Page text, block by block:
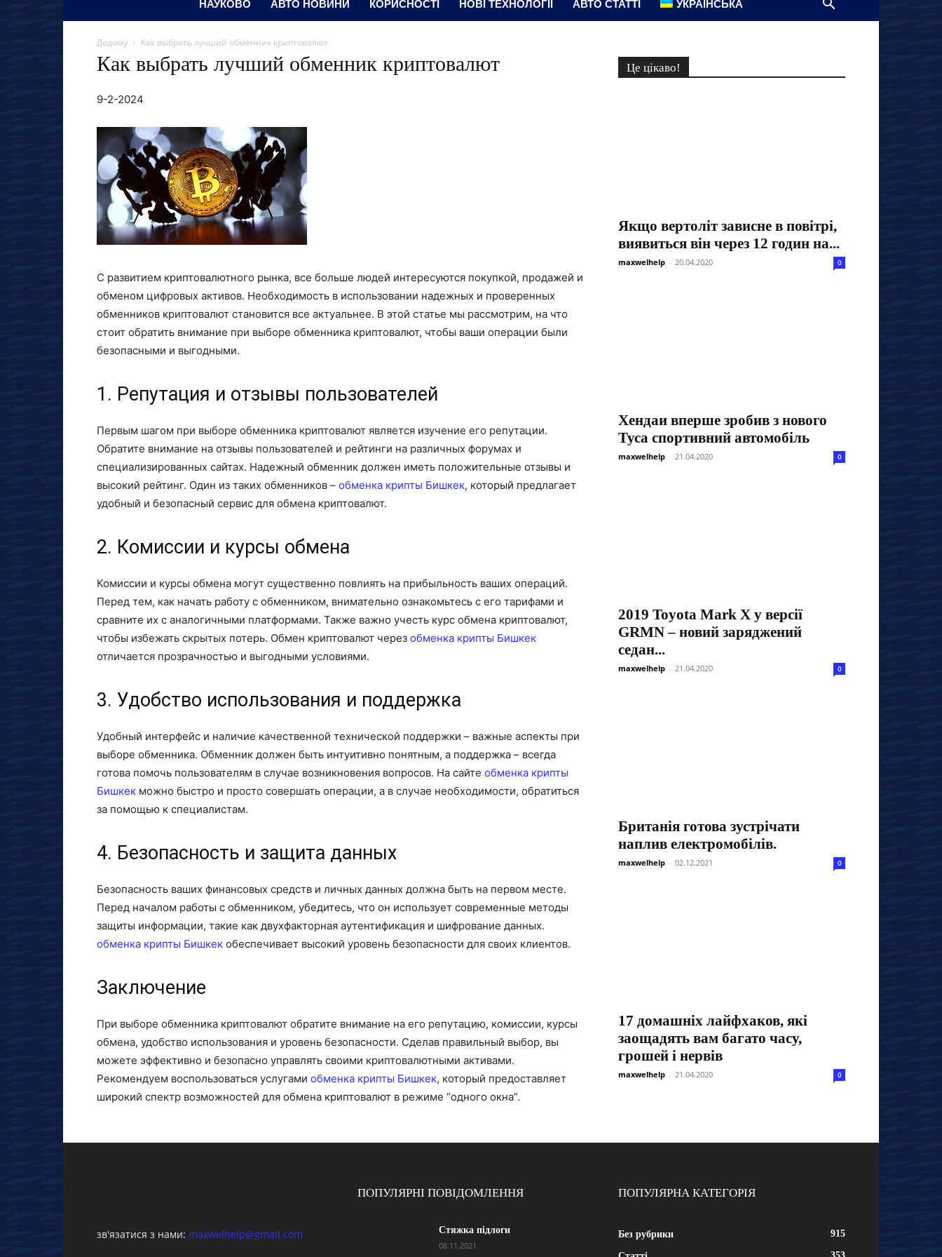
НАУКОВО АВТО НОВИНИ КОРИСНОСТІ НОВІ ТЕХНОЛОГІЇ АВТО СТАТТІ УКРАЇНСЬКА
Додому Как выбрать лучший обменник криптовалют
Как выбрать лучший обменник криптовалют
9-2-2024
С развитием криптовалютного рынка, все больше людей интересуются покупкой, продажей и
обменом цифровых активов. Необходимость в использовании надежных и проверенных
обменников криптовалют становится все актуальнее. В этой статье мы рассмотрим, на что
стоит обратить внимание при выборе обменника криптовалют, чтобы ваши операции были
безопасными и выгодными.
1. Репутация и отзывы пользователей
Первым шагом при выборе обменника криптовалют является изучение его репутации.
Обратите внимание на отзывы пользователей и рейтинги на различных форумах и
специализированных сайтах. Надежный обменник должен иметь положительные отзывы и
высокий рейтинг. Один из таких обменников – обменка крипты Бишкек, который предлагает
удобный и безопасный сервис для обмена криптовалют.
2. Комиссии и курсы обмена
Комиссии и курсы обмена могут существенно повлиять на прибыльность ваших операций.
Перед тем, как начать работу с обменником, внимательно ознакомьтесь с его тарифами и
сравните их с аналогичными платформами. Также важно учесть курс обмена криптовалют,
чтобы избежать скрытых потерь. Обмен криптовалют через обменка крипты Бишкек
отличается прозрачностью и выгодными условиями.
3. Удобство использования и поддержка
Удобный интерфейс и наличие качественной технической поддержки – важные аспекты при
выборе обменника. Обменник должен быть интуитивно понятным, а поддержка – всегда
готова помочь пользователям в случае возникновения вопросов. На сайте обменка крипты
Бишкек можно быстро и просто совершать операции, а в случае необходимости, обратиться
за помощью к специалистам.
4. Безопасность и защита данных
Безопасность ваших финансовых средств и личных данных должна быть на первом месте.
Перед началом работы с обменником, убедитесь, что он использует современные методы
защиты информации, такие как двухфакторная аутентификация и шифрование данных.
обменка крипты Бишкек обеспечивает высокий уровень безопасности для своих клиентов.
Заключение
При выборе обменника криптовалют обратите внимание на его репутацию, комиссии, курсы
обмена, удобство использования и уровень безопасности. Сделав правильный выбор, вы
можете эффективно и безопасно управлять своими криптовалютными активами.
Рекомендуем воспользоваться услугами обменка крипты Бишкек, который предоставляет
широкий спектр возможностей для обмена криптовалют в режиме “одного окна”.
Це цікаво!
Якщо вертоліт зависне в повітрі,
виявиться він через 12 годин на...
maxwelhelp - 20.04.2020 0
Хендаи вперше зробив з нового
Туса спортивний автомобіль
maxwelhelp - 21.04.2020 0
2019 Toyota Mark X у версії
GRMN – новий заряджений
седан...
maxwelhelp - 21.04.2020 0
Британія готова зустрічати
наплив електромобілів.
maxwelhelp - 02.12.2021 0
17 домашніх лайфхаков, які
заощадять вам багато часу,
грошей і нервів
maxwelhelp - 21.04.2020 0
зв'язатися з нами: maxwelhelp@gmail.com
ПОПУЛЯРНІ ПОВІДОМЛЕННЯ
Стяжка підлоги
08.11.2021
ПОПУЛЯРНА КАТЕГОРІЯ
Без рубрики 915